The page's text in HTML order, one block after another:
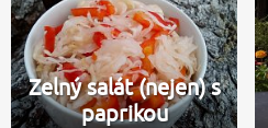
Zelný salát (nejen) s
paprikou